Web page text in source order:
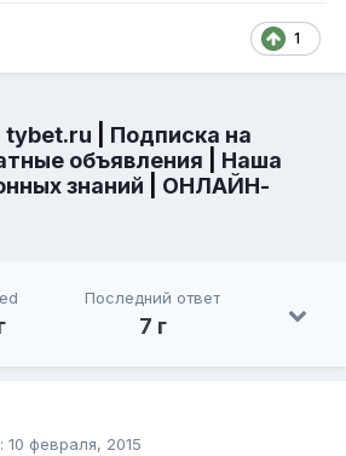
1
tybet.ru
Подписка на
объявления
Наша
знаний
ОНЛАЙН-
Последний ответ
7 г
10 февраля, 2015